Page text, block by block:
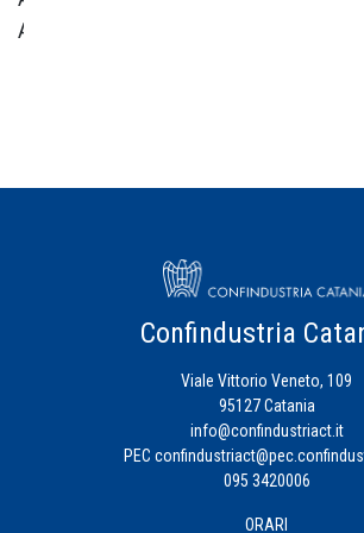
Amministrativa
Credito
Confindustria
Viale Vittorio Veneto, 109
95127 Catania
info@confindustriact.it
PEC
095 3420006
ORARI